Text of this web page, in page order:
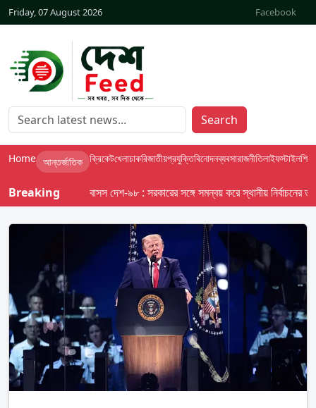
Friday, 07 August 2026 Facebook
Search
Home আন্তর্জাতিক ক্রিকেটখেলাচাকরিজাতীয়প্রযুক্তিবিনোদনব্যবসারাজনীতিলাইফস্টাইলশিক্ষা
Breaking বাসস দেশ-৯৮ : সরকারের সঙ্গে সমন্বয় করে স্থানীয় নির্বাচনের